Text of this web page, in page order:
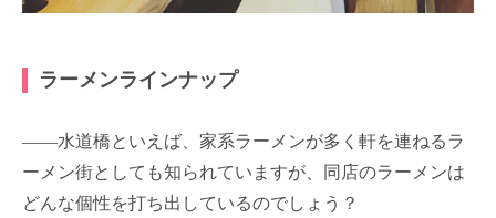
ラーメンラインナップ
――水道橋といえば、家系ラーメンが多く軒を連ねるラ
ーメン街としても知られていますが、同店のラーメンは
どんな個性を打ち出しているのでしょう？